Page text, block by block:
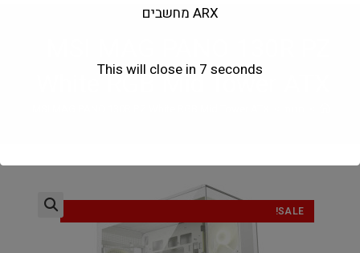
White RGB Mid Tower ATX
SALE!
ARX מחשבים
This will close in 7 seconds